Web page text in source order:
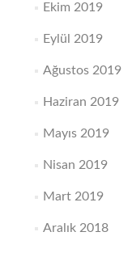
Ekim 2019
Eylül 2019
Ağustos 2019
Haziran 2019
Mayıs 2019
Nisan 2019
Mart 2019
Aralık 2018